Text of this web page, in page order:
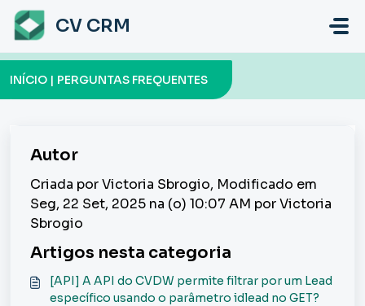
Ir para o conteúdo principal
CV CRM
INÍCIO | PERGUNTAS FREQUENTES
Autor
Criada por Victoria Sbrogio, Modificado em
Seg, 22 Set, 2025 na (o) 10:07 AM por Victoria
Sbrogio
Artigos nesta categoria
[API] A API do CVDW permite filtrar por um Lead
específico usando o parâmetro idlead no GET?